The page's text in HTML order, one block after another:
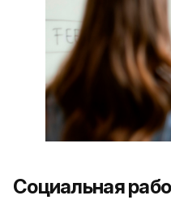
Социальная